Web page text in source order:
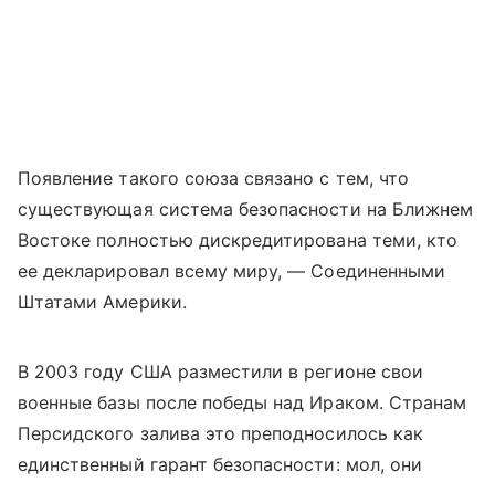
Появление такого союза связано с тем, что
существующая система безопасности на Ближнем
Востоке полностью дискредитирована теми, кто
ее декларировал всему миру, — Соединенными
Штатами Америки.
В 2003 году США разместили в регионе свои
военные базы после победы над Ираком. Странам
Персидского залива это преподносилось как
единственный гарант безопасности: мол, они